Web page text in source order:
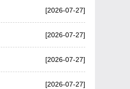
[2026-07-27]
[2026-07-27]
[2026-07-27]
[2026-07-27]